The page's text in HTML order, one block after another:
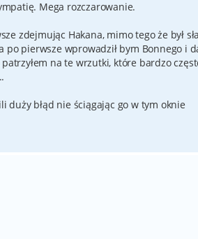
Mega rozczarowanie.
zdejmując Hakana, mimo tego że był
pierwsze wprowadził bym Bonnego i
na te wrzutki, które bardzo
duży błąd nie ściągając go w tym oknie